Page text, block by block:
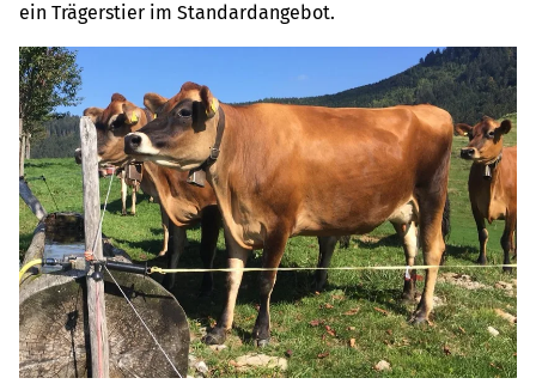
ein Trägerstier im Standardangebot.